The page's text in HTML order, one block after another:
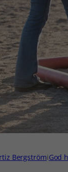
BergströmiGod